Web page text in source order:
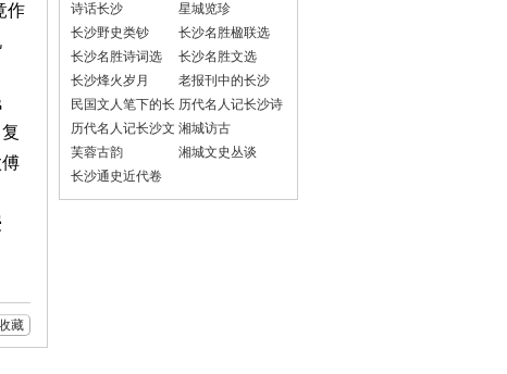
作
藏
诗话长沙
星城览珍
长沙野史类钞
长沙名胜楹联选
长沙名胜诗词选
长沙名胜文选
长沙烽火岁月
老报刊中的长沙
民国文人笔下的长
沙
历代名人记长沙诗
词选
历代名人记长沙文
选
湘城访古
芙蓉古韵
湘城文史丛谈
长沙通史近代卷